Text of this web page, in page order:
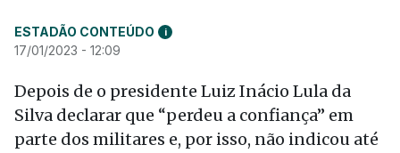
ESTADÃO CONTEÚDO i
17/01/2023 - 12:09
Depois de o presidente Luiz Inácio Lula da
Silva declarar que “perdeu a confiança” em
parte dos militares e, por isso, não indicou até